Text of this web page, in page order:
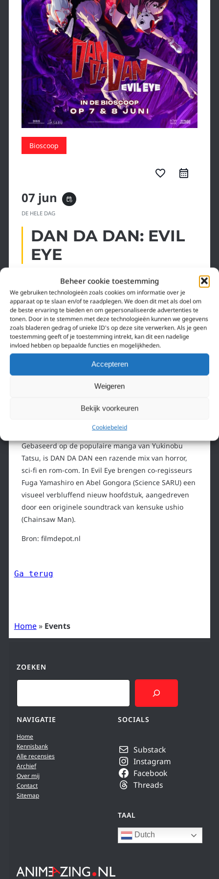
Beheer cookie toestemming
We gebruiken technologieën zoals cookies om informatie over je
apparaat op te slaan en/of te raadplegen. We doen dit met als doel om
de beste ervaring te bieden en om gepersonaliseerde advertenties te
tonen. Door in te stemmen met deze technologieën kunnen we gegevens
zoals bladeren gedrag of unieke ID's op deze site verwerken. Als je geen
toestemming geeft of je toestemming intrekt, kan dit een nadelige
invloed hebben op bepaalde functies en mogelijkheden.
Accepteren
Weigeren
Bekijk voorkeuren
Cookiebeleid
Bioscoop
favorite_border
07 jun event_repeat
DE HELE DAG
DAN DA DAN: EVIL
EYE
DAN DA DAN: Evil Eye volgt Momo, een pittige tiener
met een familiegeschiedenis vol spirituele gaven, en
haar klasgenoot Okarun, een excentrieke fan van het
occulte. In dit nieuwe hoofdstuk trekken ze naar een
mysterieus kuuroord in een bergachtig stadje, waar
ze verblijven in een huis gehuurd door Jiji — Momo’s
geheim van zijn familie te ontrafelen.
Maar hun paranormale onderzoek ontspoort al snel
gebeurtenissen. Wat ze uiteindelijk ontdekken, tart
Gebaseerd op de populaire manga van Yukinobu
Tatsu, is DAN DA DAN een razende mix van horror,
sci-fi en rom-com. In Evil Eye brengen co-regisseurs
Fuga Yamashiro en Abel Gongora (Science SARU) een
visueel verbluffend nieuw hoofdstuk, aangedreven
door een originele soundtrack van kensuke ushio
(Chainsaw Man).
Bron: filmdepot.nl
Ga terug
Home» Events
ZOEKEN
Search
NAVIGATIE
Home
Kennisbank
Alle recensies
Archief
Over mij
Contact
Sitemap
SOCIALS
Substack
Instagram
Facebook
Threads
TAAL
Dutch